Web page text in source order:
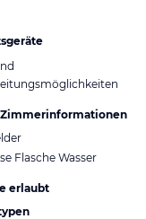
Flasche Wasser
erlaubt